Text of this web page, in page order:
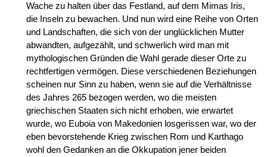
Wache zu halten über das Festland, auf dem Mimas Iris,
die Inseln zu bewachen. Und nun wird eine Reihe von Orten
und Landschaften, die sich von der unglücklichen Mutter
abwandten, aufgezählt, und schwerlich wird man mit
mythologischen Gründen die Wahl gerade dieser Orte zu
rechtfertigen vermögen. Diese verschiedenen Beziehungen
scheinen nur Sinn zu haben, wenn sie auf die Verhältnisse
des Jahres 265 bezogen werden, wo die meisten
griechischen Staaten sich nicht erhoben, wie erwartet
wurde, wo Euboia von Makedonien losgerissen war, wo der
eben bevorstehende Krieg zwischen Rom und Karthago
wohl den Gedanken an die Okkupation jener beiden